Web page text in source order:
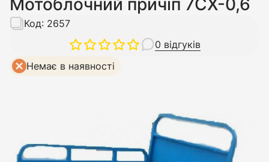
Мотоблочний причіп 7CX-0,6
0 відгуків
Код: 2657
Немає в наявності